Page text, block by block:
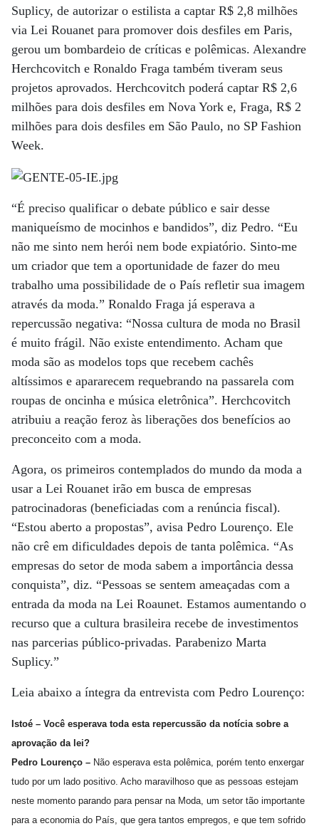
Suplicy, de autorizar o estilista a captar R$ 2,8 milhões
via Lei Rouanet para promover dois desfiles em Paris,
gerou um bombardeio de críticas e polêmicas. Alexandre
Herchcovitch e Ronaldo Fraga também tiveram seus
projetos aprovados. Herchcovitch poderá captar R$ 2,6
milhões para dois desfiles em Nova York e, Fraga, R$ 2
milhões para dois desfiles em São Paulo, no SP Fashion
Week.
“É preciso qualificar o debate público e sair desse
maniqueísmo de mocinhos e bandidos”, diz Pedro. “Eu
não me sinto nem herói nem bode expiatório. Sinto-me
um criador que tem a oportunidade de fazer do meu
trabalho uma possibilidade de o País refletir sua imagem
através da moda.” Ronaldo Fraga já esperava a
repercussão negativa: “Nossa cultura de moda no Brasil
é muito frágil. Não existe entendimento. Acham que
moda são as modelos tops que recebem cachês
altíssimos e apararecem requebrando na passarela com
roupas de oncinha e música eletrônica”. Herchcovitch
atribuiu a reação feroz às liberações dos benefícios ao
preconceito com a moda.
Agora, os primeiros contemplados do mundo da moda a
usar a Lei Rouanet irão em busca de empresas
patrocinadoras (beneficiadas com a renúncia fiscal).
“Estou aberto a propostas”, avisa Pedro Lourenço. Ele
não crê em dificuldades depois de tanta polêmica. “As
empresas do setor de moda sabem a importância dessa
conquista”, diz. “Pessoas se sentem ameaçadas com a
entrada da moda na Lei Roaunet. Estamos aumentando o
recurso que a cultura brasileira recebe de investimentos
nas parcerias público-privadas. Parabenizo Marta
Suplicy.”
Leia abaixo a íntegra da entrevista com Pedro Lourenço:
Istoé – Você esperava toda esta repercussão da notícia sobre a
aprovação da lei?
Pedro Lourenço – Não esperava esta polêmica, porém tento enxergar
tudo por um lado positivo. Acho maravilhoso que as pessoas estejam
neste momento parando para pensar na Moda, um setor tão importante
para a economia do País, que gera tantos empregos, e que tem sofrido